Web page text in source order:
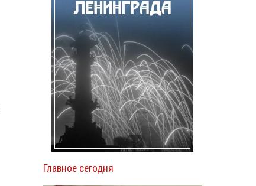
Главное сегодня